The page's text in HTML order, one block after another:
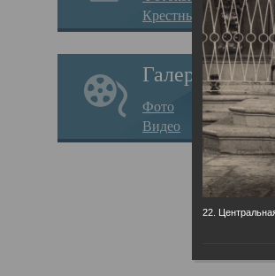
Крестные ходы
Галерея
Фото
Видео
22.